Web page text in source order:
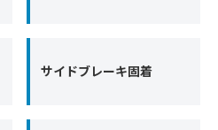
サイドブレーキ固着